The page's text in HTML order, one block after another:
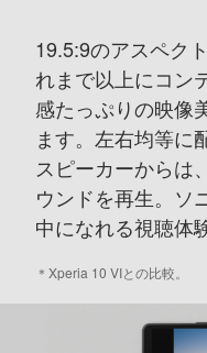
19.5:9のアスペク
れまで以上にコン
感たっぷりの映像
ます。 左右均等に
スピーカーからは、
ウンドを再生。 ソ
中になれる視聴体
＊ Xperia 10 VIとの比較。